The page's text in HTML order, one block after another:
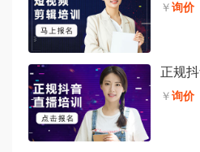
￥询价
正规
￥询价